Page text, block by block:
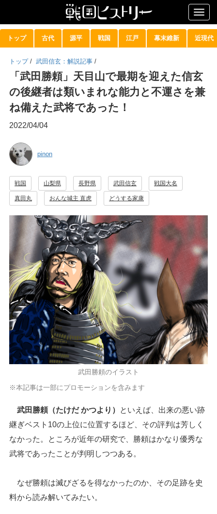
トップ 古代 源平 戦国 江戸 幕末維新 近現代
トップ / 武田信玄：解説記事 /
「武田勝頼」天目山で最期を迎えた信玄
の後継者は類いまれな能力と不運さを兼
ね備えた武将であった！
2022/04/04
pinon
戦国 山梨県 長野県 武田信玄 戦国大名
真田丸 おんな城主 直虎 どうする家康
武田勝頼のイラスト
※本記事は一部にプロモーションを含みます
武田勝頼（たけだ かつより）
といえば、出来の悪い跡
継ぎベスト10の上位に位置するほど、その評判は芳しく
なかった。ところが近年の研究で、勝頼はかなり優秀な
武将であったことが判明しつつある。
なぜ勝頼は滅びざるを得なかったのか、その足跡を史
料から読み解いてみたい。